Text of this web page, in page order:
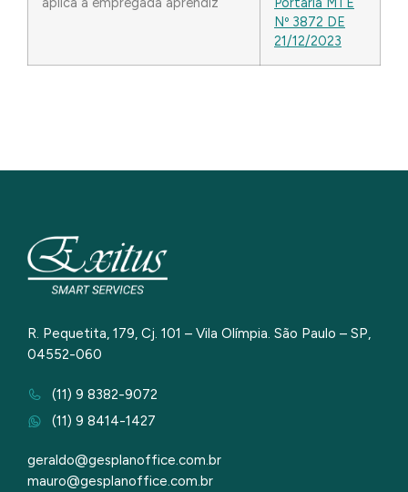
Nº 3872 DE
21/12/2023
R. Pequetita, 179, Cj. 101 – Vila Olímpia. São Paulo – SP,
04552-060
(11) 9 8382-9072
(11) 9 8414-1427
geraldo@gesplanoffice.com.br
mauro@gesplanoffice.com.br